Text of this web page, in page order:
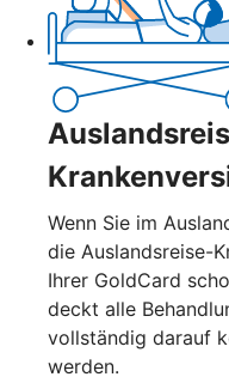
Wenn Sie im
die Auslandsreise-
Ihrer GoldCard
deckt alle
vollständig darauf
werden.